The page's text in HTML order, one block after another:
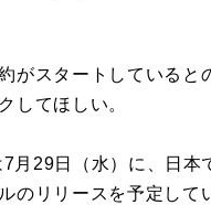
がスタートしていると
してほしい。
月29日（水）に、日本
のリリースを予定して